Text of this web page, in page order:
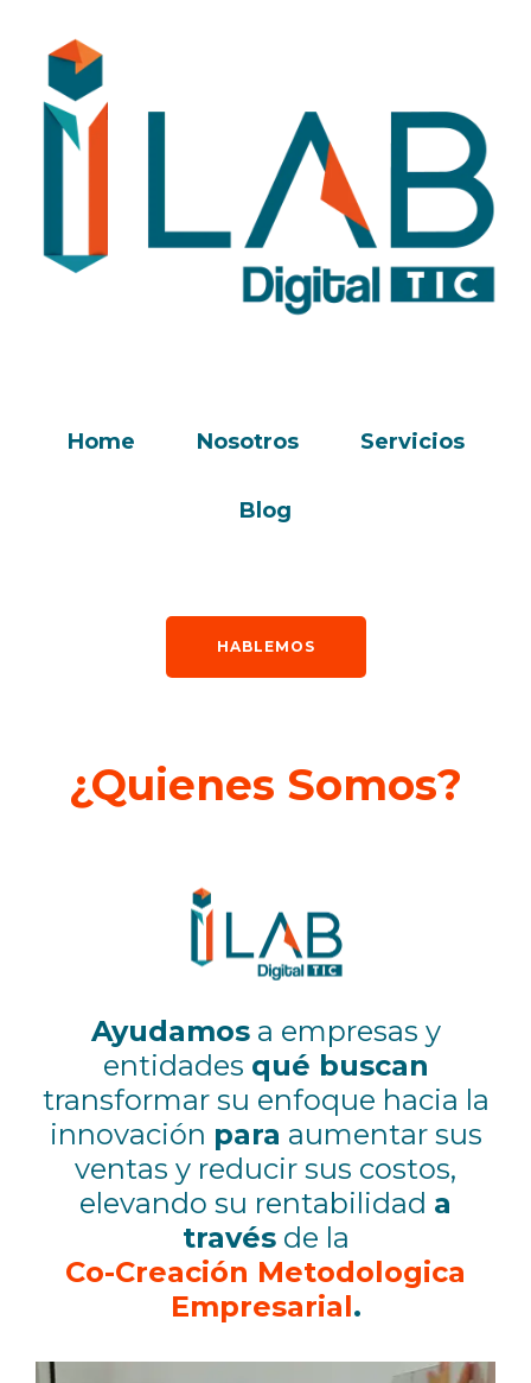
Home Nosotros Servicios
Blog
HABLEMOS
¿Quienes Somos?
Ayudamosa empresas y
entidades qué buscan
transformar su enfoque hacia la
innovación para aumentar sus
ventas y reducir sus costos,
elevando su rentabilidad a
travésde la
Co-Creación Metodologica
Empresarial.